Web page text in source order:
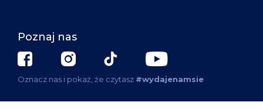
Poznaj nas
Oznacz nas i pokaż, że czytasz #wydajenamsie